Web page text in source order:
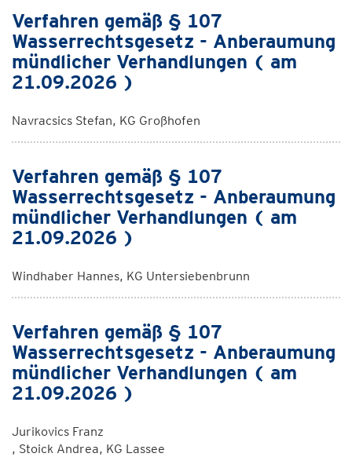
Verfahren gemäß § 107
Wasserrechtsgesetz - Anberaumung
mündlicher Verhandlungen ( am
21.09.2026 )
Navracsics Stefan, KG Großhofen
Verfahren gemäß § 107
Wasserrechtsgesetz - Anberaumung
mündlicher Verhandlungen ( am
21.09.2026 )
Windhaber Hannes, KG Untersiebenbrunn
Verfahren gemäß § 107
Wasserrechtsgesetz - Anberaumung
mündlicher Verhandlungen ( am
21.09.2026 )
Jurikovics Franz
, Stoick Andrea, KG Lassee